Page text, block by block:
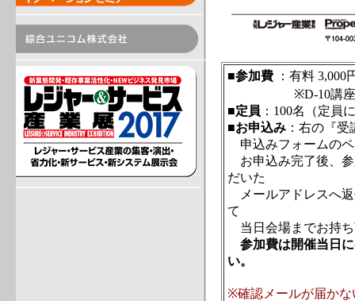
■参加費：有料 3,000
※D-10講座の
■定員 ：100名（定員
■お申込み：右の『受
申込みフォームの
お申込み完了後、参
だいた
メールアドレスへ返
て
当日会場までお持
参加費は開催当日
い。
※確認メールが届かな